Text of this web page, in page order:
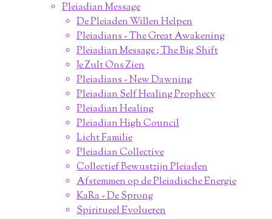
Pleiadian Message
De Pleiaden Willen Helpen
Pleiadians - The Great Awakening
Pleiadian Message ; The Big Shift
Je Zult Ons Zien
Pleiadians - New Dawning
Pleiadian Self Healing Prophecy
Pleiadian Healing
Pleiadian High Council
Licht Familie
Pleiadian Collective
Collectief Bewustzijn Pleiaden
Afstemmen op de Pleiadische Energie
KaRa - De Sprong
Spiritueel Evolueren